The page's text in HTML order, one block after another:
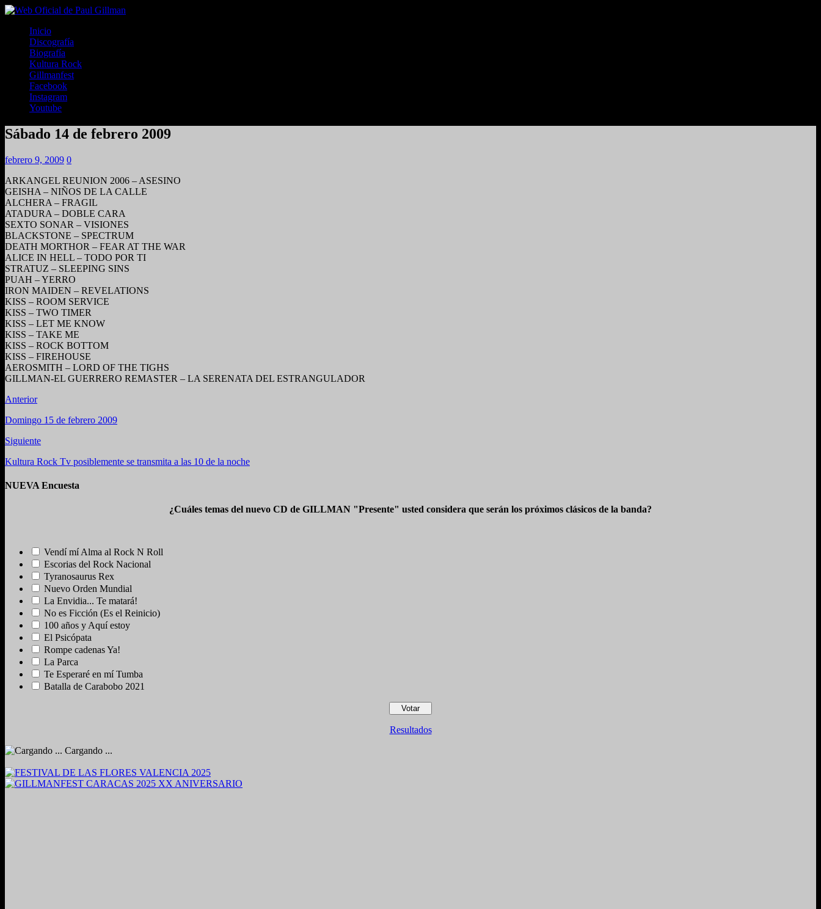
Inicio
Discografía
Biografía
Kultura Rock
Gillmanfest
Facebook
Instagram
Youtube
Sábado 14 de febrero 2009
febrero 9, 2009 0
ARKANGEL REUNION 2006 – ASESINO
GEISHA – NIÑOS DE LA CALLE
ALCHERA – FRAGIL
ATADURA – DOBLE CARA
SEXTO SONAR – VISIONES
BLACKSTONE – SPECTRUM
DEATH MORTHOR – FEAR AT THE WAR
ALICE IN HELL – TODO POR TI
STRATUZ – SLEEPING SINS
PUAH – YERRO
IRON MAIDEN – REVELATIONS
KISS – ROOM SERVICE
KISS – TWO TIMER
KISS – LET ME KNOW
KISS – TAKE ME
KISS – ROCK BOTTOM
KISS – FIREHOUSE
AEROSMITH – LORD OF THE TIGHS
GILLMAN-EL GUERRERO REMASTER – LA SERENATA DEL ESTRANGULADOR
Anterior
Domingo 15 de febrero 2009
Siguiente
Kultura Rock Tv posiblemente se transmita a las 10 de la noche
NUEVA Encuesta
¿Cuáles temas del nuevo CD de GILLMAN "Presente" usted considera que serán los próximos clásicos de la banda?
Vendí mí Alma al Rock N Roll
Escorias del Rock Nacional
Tyranosaurus Rex
Nuevo Orden Mundial
La Envidia... Te matará!
No es Ficción (Es el Reinicio)
100 años y Aquí estoy
El Psicópata
Rompe cadenas Ya!
La Parca
Te Esperaré en mí Tumba
Batalla de Carabobo 2021
Resultados
Cargando ...